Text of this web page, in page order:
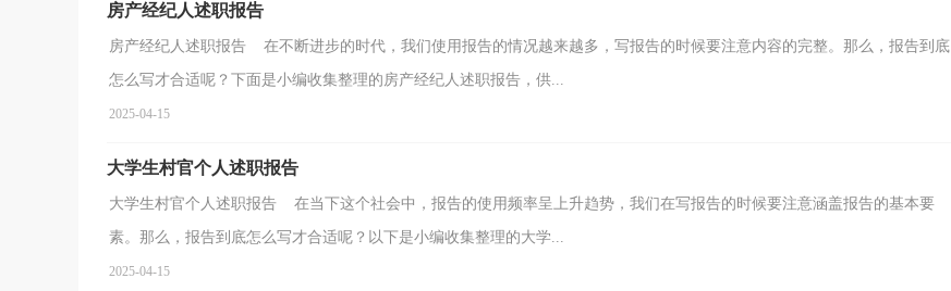
房产经纪人述职报告
房产经纪人述职报告 在不断进步的时代，我们使用报告的情况越来越多，写报告的时候要注意内容的完整。那么，报告到底
怎么写才合适呢？下面是小编收集整理的房产经纪人述职报告，供...
2025-04-15
大学生村官个人述职报告
大学生村官个人述职报告 在当下这个社会中，报告的使用频率呈上升趋势，我们在写报告的时候要注意涵盖报告的基本要
素。那么，报告到底怎么写才合适呢？以下是小编收集整理的大学...
2025-04-15